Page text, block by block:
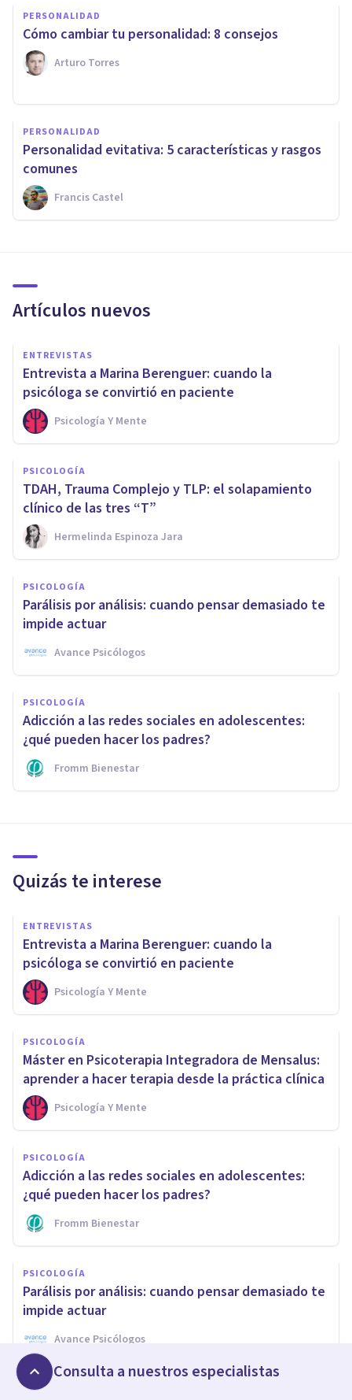
PERSONALIDAD
Cómo cambiar tu personalidad: 8 consejos
Arturo Torres
PERSONALIDAD
Personalidad evitativa: 5 características y rasgos
comunes
Francis Castel
Artículos nuevos
ENTREVISTAS
Entrevista a Marina Berenguer: cuando la
psicóloga se convirtió en paciente
Psicología Y Mente
PSICOLOGÍA
TDAH, Trauma Complejo y TLP: el solapamiento
clínico de las tres “T”
Hermelinda Espinoza Jara
PSICOLOGÍA
Parálisis por análisis: cuando pensar demasiado te
impide actuar
Avance Psicólogos
PSICOLOGÍA
Adicción a las redes sociales en adolescentes:
¿qué pueden hacer los padres?
Fromm Bienestar
Quizás te interese
ENTREVISTAS
Entrevista a Marina Berenguer: cuando la
psicóloga se convirtió en paciente
Psicología Y Mente
PSICOLOGÍA
Máster en Psicoterapia Integradora de Mensalus:
aprender a hacer terapia desde la práctica clínica
Psicología Y Mente
PSICOLOGÍA
Adicción a las redes sociales en adolescentes:
¿qué pueden hacer los padres?
Fromm Bienestar
PSICOLOGÍA
Parálisis por análisis: cuando pensar demasiado te
impide actuar
Avance Psicólogos
Consulta a nuestros especialistas